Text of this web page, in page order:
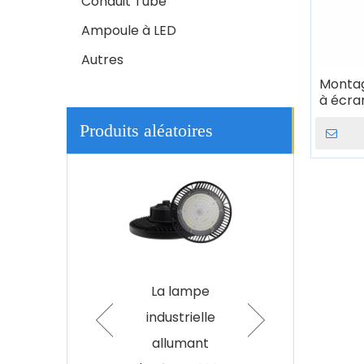
Ampoule à LED
Autres
Produits aléatoires
La lampe
industrielle
allumant
à
la